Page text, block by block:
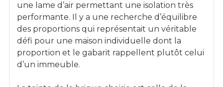
une lame d’air permettant une isolation très
performante. Il y a une recherche d’équilibre
des proportions qui représentait un véritable
défi pour une maison individuelle dont la
proportion et le gabarit rappellent plutôt celui
d’un immeuble.